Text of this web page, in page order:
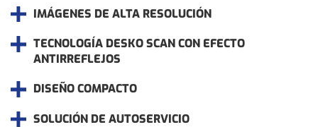
IMÁGENES DE ALTA RESOLUCIÓN
TECNOLOGÍA DESKO SCAN CON EFECTO
ANTIRREFLEJOS
DISEÑO COMPACTO
SOLUCIÓN DE AUTOSERVICIO